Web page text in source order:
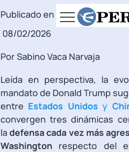
Publicado en
08/02/2026
Por Sabino Vaca Narvaja
Leída en perspectiva, la
mandato de Donald Trump
entre Estados Unidosy
convergen tres dinámicas
ladefensa cada vez más
Washington respecto del